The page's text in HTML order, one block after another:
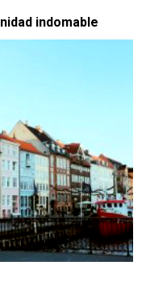
indomable